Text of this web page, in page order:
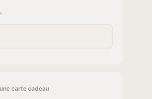
*
carte cadeau